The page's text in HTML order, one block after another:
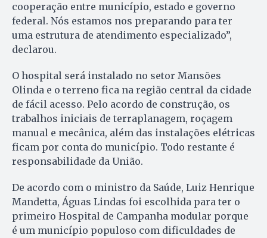
cooperação entre município, estado e governo
federal. Nós estamos nos preparando para ter
uma estrutura de atendimento especializado”,
declarou.
O hospital será instalado no setor Mansões
Olinda e o terreno fica na região central da cidade
de fácil acesso. Pelo acordo de construção, os
trabalhos iniciais de terraplanagem, roçagem
manual e mecânica, além das instalações elétricas
ficam por conta do município. Todo restante é
responsabilidade da União.
De acordo com o ministro da Saúde, Luiz Henrique
Mandetta, Águas Lindas foi escolhida para ter o
primeiro Hospital de Campanha modular porque
é um município populoso com dificuldades de